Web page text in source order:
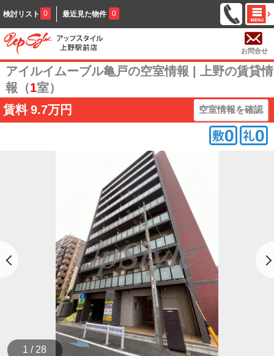
検討リスト 0 最近見た物件 0
お問合せ
アイルイムーブル亀戸の空室情報 | 上野の賃貸情
報（1室）
賃料 9.7万円 空室情報を確認
1 / 28